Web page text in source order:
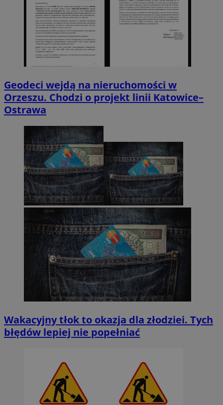
Geodeci wejdą na nieruchomości w
Orzeszu. Chodzi o projekt linii Katowice–
Ostrawa
Wakacyjny tłok to okazja dla złodziei. Tych
błędów lepiej nie popełniać